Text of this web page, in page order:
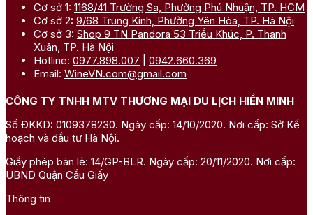
Cơ sở 1: 1168/41 Trường Sa, Phường Phú Nhuận, TP. HCM
Cơ sở 2: 9/68 Trung Kính, Phường Yên Hòa, TP. Hà Nội
Cơ sở 3: Shop 9 TN Pandora 53 Triều Khúc, P. Thanh
Xuân, TP. Hà Nội
Hotline: 0977.898.007
0942.660.369
Email: WineVN.com@gmail.com
CÔNG TY TNHH MTV THƯƠNG MẠI DU LỊCH HIỀN MINH
Số ĐKKD: 0109378230. Ngày cấp: 14/10/2020. Nơi cấp: Sở Kế
hoạch và đầu tư Hà Nội.
Giấy phép bán lẻ: 14/GP-BLR. Ngày cấp: 20/11/2020. Nơi cấp:
UBND Quận Cầu Giấy
Thông tin